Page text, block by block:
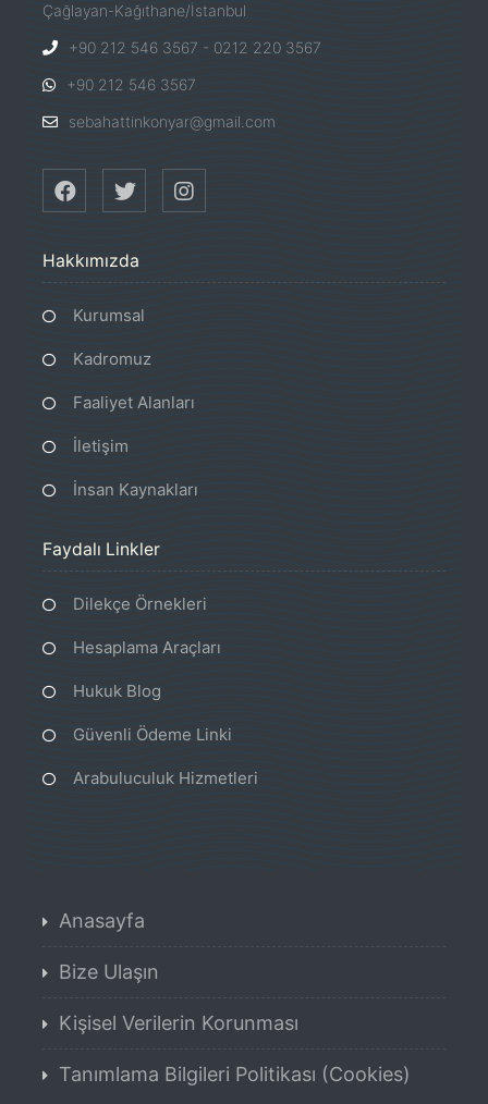
Çağlayan-Kağıthane/İstanbul
+90 212 546 3567 - 0212 220 3567
+90 212 546 3567
sebahattinkonyar@gmail.com
Hakkımızda
Kurumsal
Kadromuz
Faaliyet Alanları
İletişim
İnsan Kaynakları
Faydalı Linkler
Dilekçe Örnekleri
Hesaplama Araçları
Hukuk Blog
Güvenli Ödeme Linki
Arabuluculuk Hizmetleri
Anasayfa
Bize Ulaşın
Kişisel Verilerin Korunması
Tanımlama Bilgileri Politikası (Cookies)